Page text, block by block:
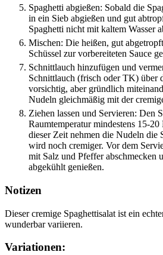
Spaghetti abgießen: Sobald die
in ein Sieb abgießen und gut
Spaghetti nicht mit kaltem Wasser
Mischen: Die heißen, gut
Schüssel zur vorbereiteten Sauce
Schnittlauch hinzufügen und
Schnittlauch (frisch oder TK) über
vorsichtig, aber gründlich
Nudeln gleichmäßig mit der
Ziehen lassen und Servieren: Den
Raumtemperatur mindestens 15-
dieser Zeit nehmen die Nudeln die
wird noch cremiger. Vor dem
mit Salz und Pfeffer abschmecken
abgekühlt genießen.
Notizen
Dieser cremige Spaghettisalat ist ein
wunderbar variieren.
Variationen: